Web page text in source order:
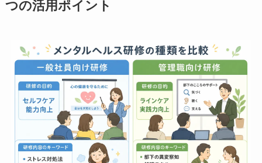
産業医を選んでも形骸化させないための
3つの活用ポイント